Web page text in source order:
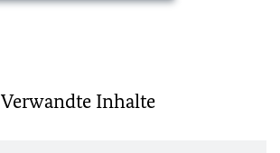
Verwandte Inhalte